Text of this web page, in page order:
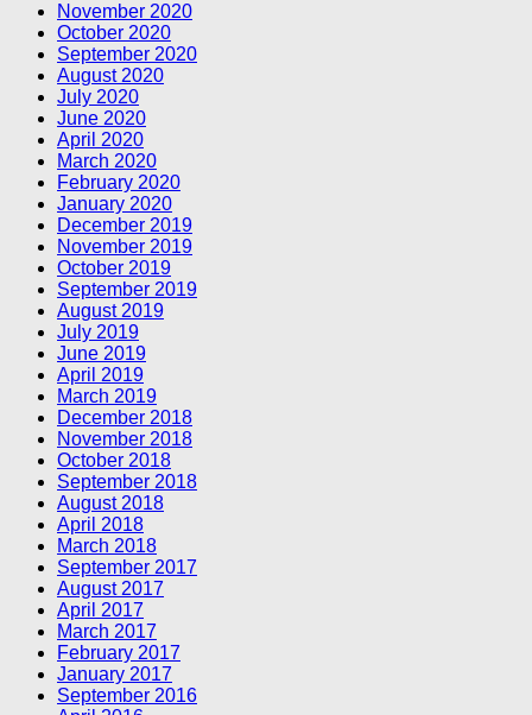
November 2020
October 2020
September 2020
August 2020
July 2020
June 2020
April 2020
March 2020
February 2020
January 2020
December 2019
November 2019
October 2019
September 2019
August 2019
July 2019
June 2019
April 2019
March 2019
December 2018
November 2018
October 2018
September 2018
August 2018
April 2018
March 2018
September 2017
August 2017
April 2017
March 2017
February 2017
January 2017
September 2016